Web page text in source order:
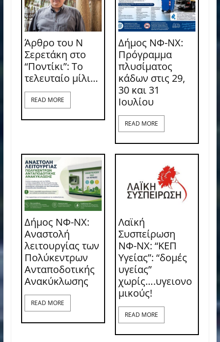
Άρθρο του Ν
Σερετάκη στο
“Ποντίκι”: Το
τελευταίο μίλι…
READ MORE
Δήμος ΝΦ-ΝΧ:
Πρόγραμμα
πλυσίματος
κάδων στις 29,
30 και 31
Ιουλίου
READ MORE
Δήμος ΝΦ-ΝΧ:
Αναστολή
λειτουργίας των
Πολύκεντρων
Ανταποδοτικής
Ανακύκλωσης
READ MORE
Λαϊκή
Συσπείρωση
ΝΦ-ΝΧ: “ΚΕΠ
Υγείας”: “δομές
υγείας”
χωρίς….υγειονο
μικούς!
READ MORE